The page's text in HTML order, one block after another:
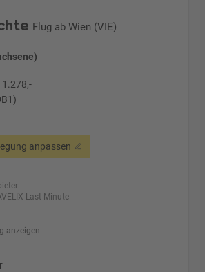
Flug ab Wien (VIE)
1.278,-
anpassen
Last Minute
anzeigen